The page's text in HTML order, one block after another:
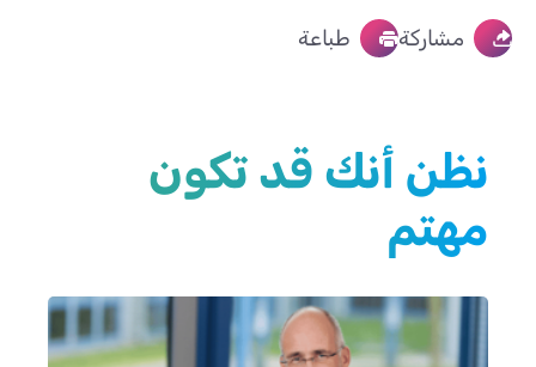
مشاركة طباعة
نظن أنك قد تكون
مهتم